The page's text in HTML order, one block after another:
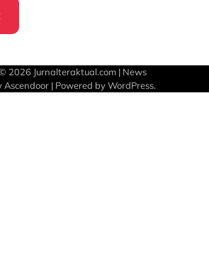
2026 Jurnalteraktual.com | News
Ascendoor | Powered byWordPress.